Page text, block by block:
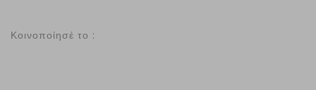
Κοινοποίησέ το :